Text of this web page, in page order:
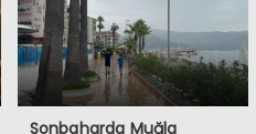
Sonbaharda Muğla